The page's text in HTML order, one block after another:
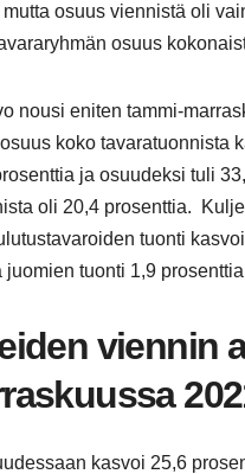
osuus viennistä oli
osuus
nousi eniten tammi-
koko tavaratuonnista
ja osuudeksi tuli
oli 20,4 prosenttia.
tuonti
tuonti 1,9
viennin
kasvoi 25,6